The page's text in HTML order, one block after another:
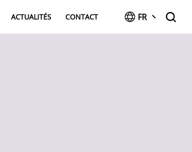
ACTUALITÉS CONTACT FR